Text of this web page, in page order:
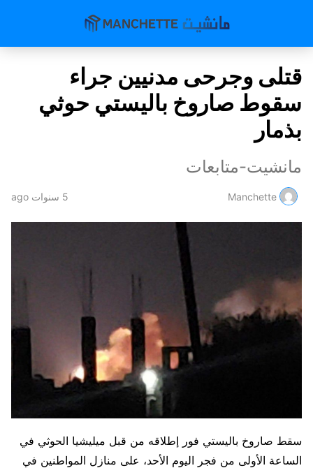
قتلى وجرحى مدنيين جراء
سقوط صاروخ باليستي حوثي
بذمار
مانشيت-متابعات
Manchette 5 سنوات ago
سقط صاروخ باليستي فور إطلاقه من قبل ميليشيا الحوثي في
الساعة الأولى من فجر اليوم الأحد، على منازل المواطنين في